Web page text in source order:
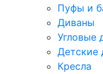
Пуфы и
Диваны
Угловые
Детские
Кресла